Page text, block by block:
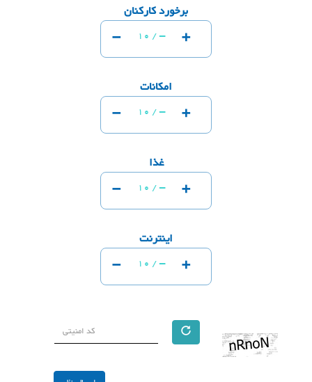
برخورد کارکنان
- 10 / - +
امکانات
- 10 / - +
غذا
- 10 / - +
اینترنت
- 10 / - +